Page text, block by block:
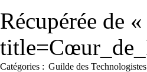
Récupérée de «
Catégories : Guilde des Technologistes